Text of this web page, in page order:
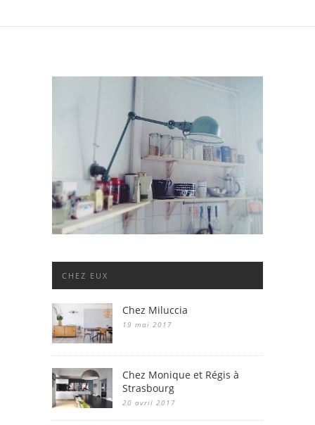
CHEZ EUX
Chez Miluccia
19 mai 2017
Chez Monique et Régis à
Strasbourg
20 avril 2017